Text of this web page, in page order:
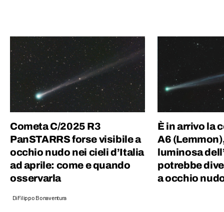
Cometa C/2025 R3
PanSTARRS forse visibile a
occhio nudo nei cieli d’Italia
ad aprile: come e quando
osservarla
DiFilippo Bonaventura
È in arrivo la
A6
luminosa
potrebbe
a occhio